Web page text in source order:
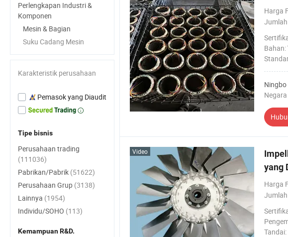
Harga
Bahan:
yang
Harga
Tandai:
Video
Perlengkapan Industri &
Komponen
Mesin & Bagian
Suku Cadang Mesin
Karakteristik perusahaan
Pemasok yang Diaudit
Tipe bisnis
Perusahaan trading
(111036)
Pabrikan/Pabrik (51622)
Perusahaan Grup (3138)
Lainnya (1954)
Individu/SOHO (113)
Kemampuan R&D.